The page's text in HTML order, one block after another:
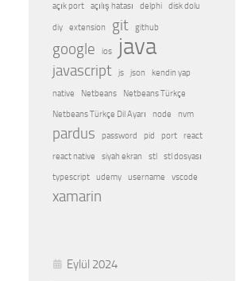
açık port
açılış hatası delphi disk dolu
diy extension git github
google ios java
javascript js json
kendin yap
native
Netbeans
Netbeans Türkçe
Netbeans Türkçe Dil Ayarı
node nvm
pardus password pid port
react
react native
siyah ekran stl
stl dosyası
typescript
udemy username vscode
xamarin
Eylül 2024